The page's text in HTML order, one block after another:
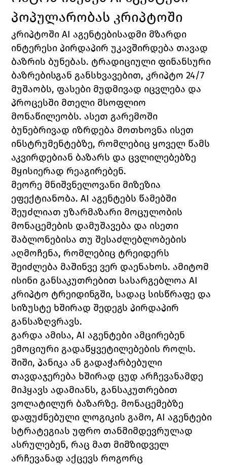
პოპულარობას კრიპტოში
კრიპტოში AI აგენტებისადმი მზარდი
ინტერესი პირდაპირ უკავშირდება თავად
ბაზრის ბუნებას. ტრადიციული ფინანსური
ბაზრებისგან განსხვავებით, კრიპტო 24/7
მუშაობს, ფასები მუდმივად იცვლება და
პროცესში მთელი მსოფლიო
მონაწილეობს. ასეთ გარემოში
ბუნებრივად იზრდება მოთხოვნა ისეთ
ინსტრუმენტებზე, რომლებიც ყოველ წამს
აკვირდებიან ბაზარს და ცვლილებებზე
მყისიერად რეაგირებენ.
მეორე მნიშვნელოვანი მიზეზია
ეფექტიანობა. AI აგენტებს წამებში
შეუძლიათ უზარმაზარი მოცულობის
მონაცემების დამუშავება და ისეთი
შაბლონებისა თუ შესაძლებლობების
აღმოჩენა, რომლებიც ტრეიდერს
შეიძლება მაშინვე ვერ დაენახოს. ამიტომ
ისინი განსაკუთრებით სასარგებლოა AI
კრიპტო ტრეიდინგში, სადაც სისწრაფე და
სიზუსტე ხშირად შედეგს პირდაპირ
განსაზღვრავს.
გარდა ამისა, AI აგენტები ამცირებენ
ემოციური გადაწყვეტილებების როლს.
შიში, პანიკა ან გადაჭარბებული
თავდაჯერება ხშირად ცუდ არჩევანამდე
მიჰყავს ადამიანს, განსაკუთრებით
ვოლატილურ ბაზარზე. მონაცემებზე
დაფუძნებული ლოგიკის გამო, AI აგენტები
სტრატეგიას უფრო თანმიმდევრულად
ასრულებენ, რაც მათ მიმზიდველ
არჩევანად აქცევს როგორც